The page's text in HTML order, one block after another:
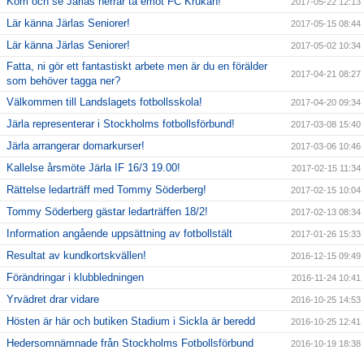
Lär känna Järlas Seniorer! 2017-05-15 08:44
Lär känna Järlas Seniorer! 2017-05-02 10:34
Fatta, ni gör ett fantastiskt arbete men är du en förälder
som behöver tagga ner?
2017-04-21 08:27
Välkommen till Landslagets fotbollsskola! 2017-04-20 09:34
Järla representerar i Stockholms fotbollsförbund! 2017-03-08 15:40
Järla arrangerar domarkurser! 2017-03-06 10:46
Kallelse årsmöte Järla IF 16/3 19.00! 2017-02-15 11:34
Rättelse ledarträff med Tommy Söderberg! 2017-02-15 10:04
Tommy Söderberg gästar ledarträffen 18/2! 2017-02-13 08:34
Information angående uppsättning av fotbollstält 2017-01-26 15:33
Resultat av kundkortskvällen! 2016-12-15 09:49
Förändringar i klubbledningen 2016-11-24 10:41
Yrvädret drar vidare 2016-10-25 14:53
Hösten är här och butiken Stadium i Sickla är beredd 2016-10-25 12:41
Hedersomnämnade från Stockholms Fotbollsförbund 2016-10-19 18:38